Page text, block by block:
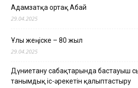
Адамзатқа ортақ Абай
29.04.2025
Ұлы жеңіске – 80 жыл
29.04.2025
Дүниетану сабақтарында бастауыш
танымдық іс-әрекетін қалыптастыру